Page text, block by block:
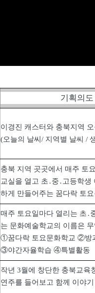
기획의
이경진 캐스터와 충북지역
(오늘의 날씨/ 지역별 날씨/
충북 지역 곳곳에서 매주 토
교실을 열고 초 ․중 ․ 고등학생
하게 만들어주는 꿈다락 토
매주 토요일마다 열리는 초 ․
는 문화예술학교의 이름은
①꿈다락 토요문화학교②방
③야간자율학습④특별활동
작년3월에 창단한 충북교육
연주를 들어보고 함께 이야